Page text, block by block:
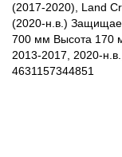
(2017-2020), Land
(2020-н.в.)
700 мм Высота 170
2013-2017, 2020-
4631157344851